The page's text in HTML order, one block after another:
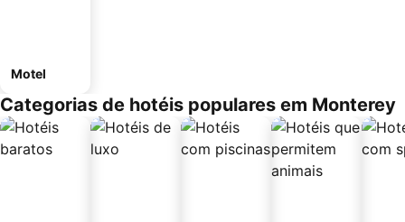
Motel
Categorias de hotéis populares em Monterey